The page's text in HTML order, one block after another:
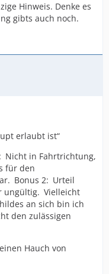
Hinweis. Denke es
gibts auch noch.
erlaubt ist“
Nicht in Fahrtrichtung,
für den
Bonus 2: Urteil
ungültig. Vielleicht
an sich bin ich
den zulässigen
Hauch von